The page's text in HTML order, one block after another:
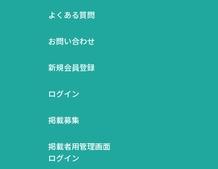
よくある質問
お問い合わせ
新規会員登録
ログイン
掲載募集
掲載者用管理画面
ログイン